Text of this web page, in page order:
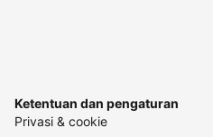
Ketentuan dan pengaturan
Privasi & cookie